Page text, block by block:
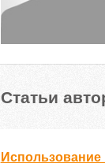
Статьи
Использование